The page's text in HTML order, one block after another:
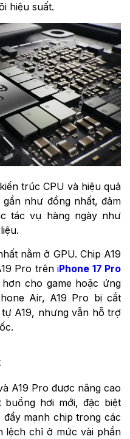
hiệu suất.
trúc CPU và hiệu quả
như đồng nhất, đảm
tác vụ hàng ngày như
nằm ở GPU. Chip A19
Pro trên iPhone 17 Pro
cho game hoặc ứng
Air, A19 Pro bị cắt
A19, nhưng vẫn hỗ trợ
A19 Pro được nâng cao
hơi mới, đặc biệt
mạnh chip trong các
lệch chỉ ở mức vài phần